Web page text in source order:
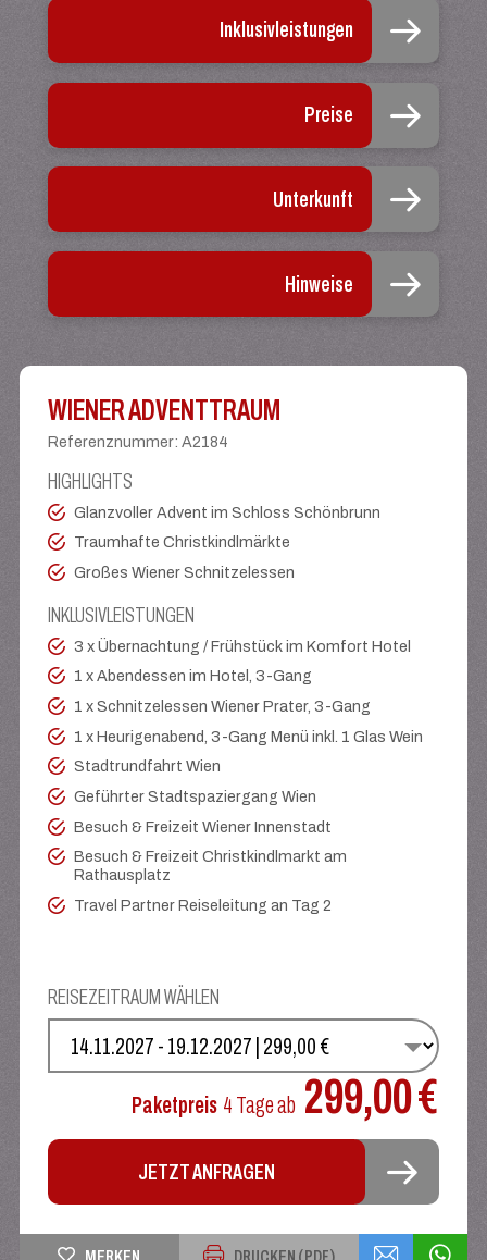
Inklusivleistungen
Preise
Unterkunft
Hinweise
WIENER ADVENTTRAUM
Referenznummer:A2184
HIGHLIGHTS
Glanzvoller Advent im Schloss Schönbrunn
Traumhafte Christkindlmärkte
Großes Wiener Schnitzelessen
INKLUSIVLEISTUNGEN
3 x Übernachtung / Frühstück im Komfort Hotel
1 x Abendessen im Hotel, 3-Gang
1 x Schnitzelessen Wiener Prater, 3-Gang
1 x Heurigenabend, 3-Gang Menü inkl. 1 Glas Wein
Stadtrundfahrt Wien
Geführter Stadtspaziergang Wien
Besuch & Freizeit Wiener Innenstadt
Besuch & Freizeit Christkindlmarkt am
Rathausplatz
Travel Partner Reiseleitung an Tag 2
REISEZEITRAUM WÄHLEN
WÄHLEN SIE IHREN TERMIN
Paketpreis 4 Tageab 299,00 €
JETZT ANFRAGEN